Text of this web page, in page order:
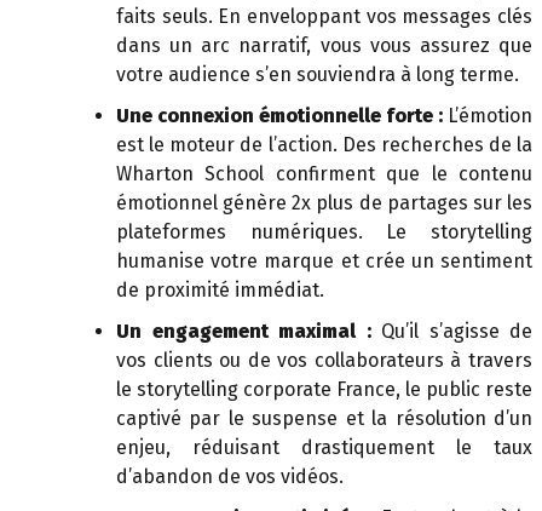
faits seuls. En enveloppant vos messages clés
dans un arc narratif, vous vous assurez que
votre audience s’en souviendra à long terme.
Une connexion émotionnelle forte :L’émotion
est le moteur de l’action. Des recherches de la
Wharton School confirment que le contenu
émotionnel génère 2x plus de partages sur les
plateformes numériques. Le storytelling
humanise votre marque et crée un sentiment
de proximité immédiat.
Un engagement maximal :Qu’il s’agisse de
vos clients ou de vos collaborateurs à travers
le storytelling corporate France, le public reste
captivé par le suspense et la résolution d’un
enjeu, réduisant drastiquement le taux
d’abandon de vos vidéos.